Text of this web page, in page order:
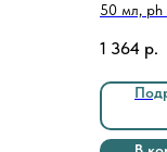
50 мл, ph
1 364 р.